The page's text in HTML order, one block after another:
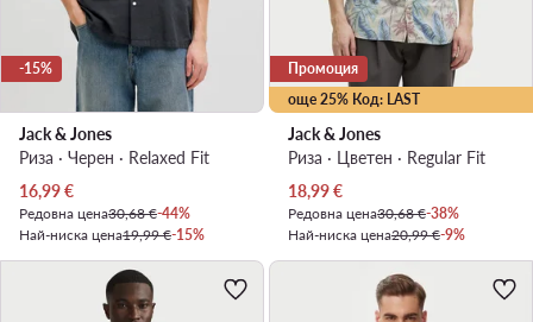
-15%
Jack & Jones
Риза · Черен · Relaxed Fit
Актуална цена
16,99€
Редовна цена30,68 €-44%
Най-ниска цена19,99 €-15%
още 25% Код: LAST
Промоция
Jack & Jones
Риза · Цветен · Regular Fit
Актуална цена
18,99€
Редовна цена30,68 €-38%
Най-ниска цена20,99 €-9%